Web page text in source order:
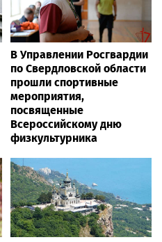
В Управлении Росгвардии
по Свердловской области
прошли спортивные
мероприятия,
посвященные
Всероссийскому дню
физкультурника